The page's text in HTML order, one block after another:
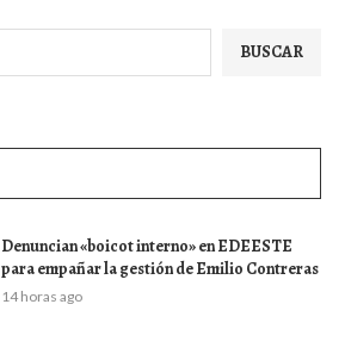
BUSCAR
Denuncian «boicot interno» en EDEESTE
para empañar la gestión de Emilio Contreras
14 horas ago